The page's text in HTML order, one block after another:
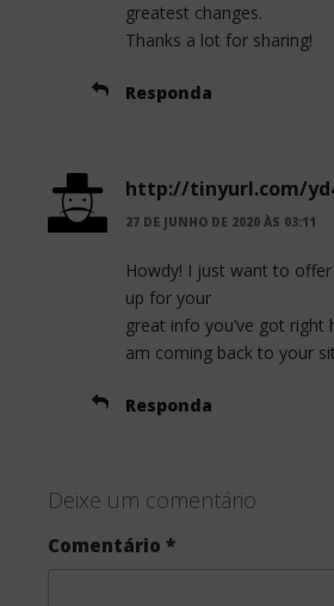
greatest changes.
Thanks a lot for sharing!
Responda
http://tinyurl.com/
27 DE JUNHO DE 2020 ÀS 03:11
Howdy! I just want to
up for your
great info you’ve got right
am coming back to your
Responda
Deixe um comentário
Comentário *